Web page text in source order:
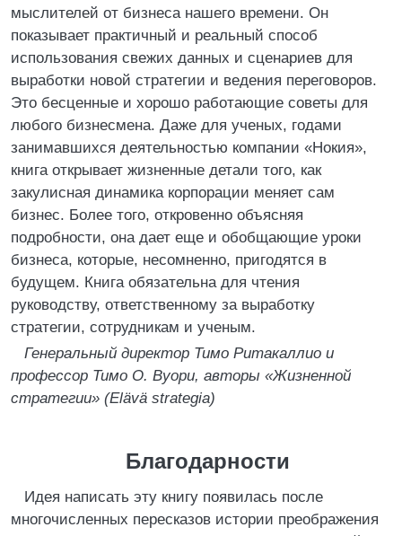
мыслителей от бизнеса нашего времени. Он
показывает практичный и реальный способ
использования свежих данных и сценариев для
выработки новой стратегии и ведения переговоров.
Это бесценные и хорошо работающие советы для
любого бизнесмена. Даже для ученых, годами
занимавшихся деятельностью компании «Нокия»,
книга открывает жизненные детали того, как
закулисная динамика корпорации меняет сам
бизнес. Более того, откровенно объясняя
подробности, она дает еще и обобщающие уроки
бизнеса, которые, несомненно, пригодятся в
будущем. Книга обязательна для чтения
руководству, ответственному за выработку
стратегии, сотрудникам и ученым.
Генеральный директор Тимо Ритакаллио и
профессор Тимо О. Вуори, авторы «Жизненной
стратегии» (Elävä strategia)
Благодарности
Идея написать эту книгу появилась после
многочисленных пересказов истории преображения